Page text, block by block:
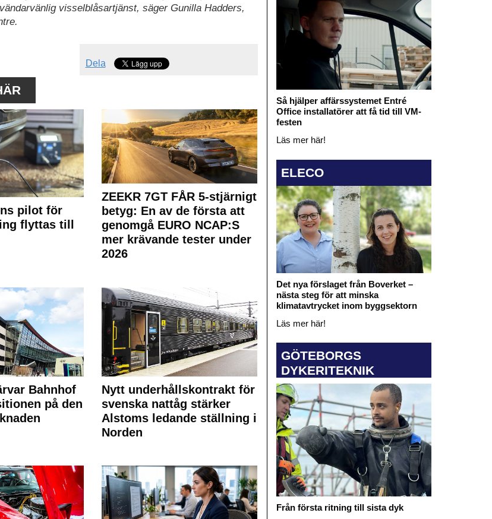
visselblåsartjänst, säger Gunilla Hadders,
Dela
pilot för
flyttas till
ZEEKR 7GT FÅR 5-stjärnigt
betyg: En av de första att
genomgå EURO NCAP:S
mer krävande tester under
2026
Bahnhof
på den
Nytt underhållskontrakt för
svenska nattåg stärker
Alstoms ledande ställning i
Norden
Så hjälper affärssystemet Entré
Office installatörer att få tid till VM-
festen
Läs mer här!
ELECO
Det nya förslaget från Boverket –
nästa steg för att minska
klimatavtrycket inom byggsektorn
Läs mer här!
GÖTEBORGS
DYKERITEKNIK
Från första ritning till sista dyk